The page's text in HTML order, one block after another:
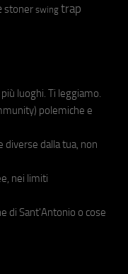
stoner swing trap
luoghi. Ti leggiamo.
polemiche e
diverse dalla tua, non
nei limiti
di Sant'Antonio o cose